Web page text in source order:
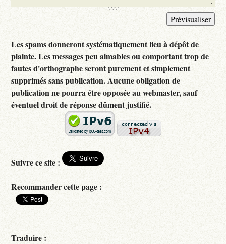
Les spams donneront systématiquement lieu à dépôt de
plainte. Les messages peu aimables ou comportant trop de
fautes d'orthographe seront purement et simplement
supprimés sans publication. Aucune obligation de
publication ne pourra être opposée au webmaster, sauf
éventuel droit de réponse dûment justifié.
Suivre ce site :
Recommander cette page :
Traduire :